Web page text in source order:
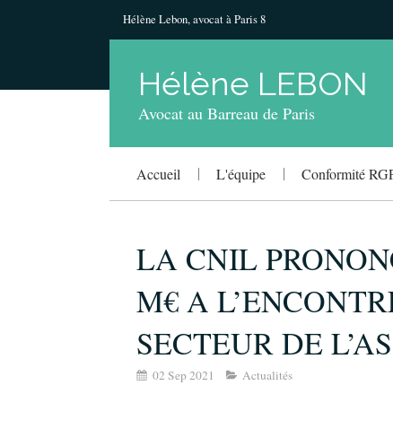
Hélène Lebon, avocat à Paris 8
Hélène LEBON
Avocat au Barreau de Paris
Accueil L'équipe Conformité
LA CNIL
M€ A
SECTEUR DE
02 Sep 2021 Actualités